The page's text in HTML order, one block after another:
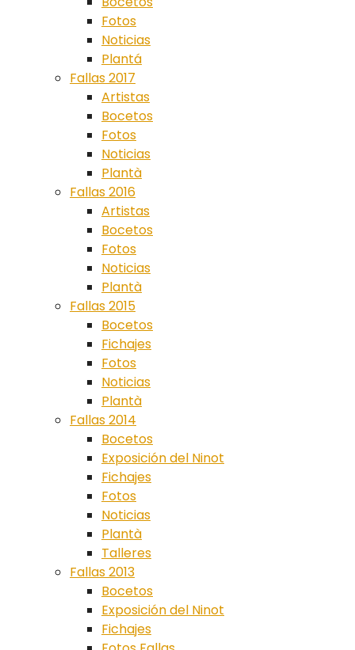
Fotos
Noticias
Plantá
Fallas 2017
Artistas
Bocetos
Fotos
Noticias
Plantà
Fallas 2016
Artistas
Bocetos
Fotos
Noticias
Plantà
Fallas 2015
Bocetos
Fichajes
Fotos
Noticias
Plantà
Fallas 2014
Bocetos
Exposición del Ninot
Fichajes
Fotos
Noticias
Plantà
Talleres
Fallas 2013
Bocetos
Exposición del Ninot
Fichajes